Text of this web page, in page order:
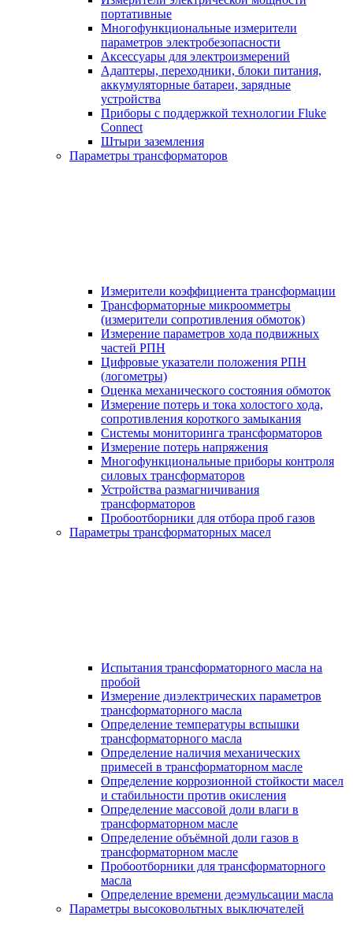
портативные
Многофункциональные измерители
параметров электробезопасности
Аксессуары для электроизмерений
Адаптеры, переходники, блоки питания,
аккумуляторные батареи, зарядные
устройства
Приборы с поддержкой технологии Fluke
Connect
Штыри заземления
Параметры трансформаторов
Измерители коэффициента трансформации
Трансформаторные микроомметры
(измерители сопротивления обмоток)
Измерение параметров хода подвижных
частей РПН
Цифровые указатели положения РПН
(логометры)
Оценка механического состояния обмоток
Измерение потерь и тока холостого хода,
сопротивления короткого замыкания
Системы мониторинга трансформаторов
Измерение потерь напряжения
Многофункциональные приборы контроля
силовых трансформаторов
Устройства размагничивания
трансформаторов
Пробоотборники для отбора проб газов
Параметры трансформаторных масел
Испытания трансформаторного масла на
пробой
Измерение диэлектрических параметров
трансформаторного масла
Определение температуры вспышки
трансформаторного масла
Определение наличия механических
примесей в трансформаторном масле
Определение коррозионной стойкости масел
и стабильности против окисления
Определение массовой доли влаги в
трансформаторном масле
Определение объёмной доли газов в
трансформаторном масле
Пробоотборники для трансформаторного
масла
Определение времени деэмульсации масла
Параметры высоковольтных выключателей